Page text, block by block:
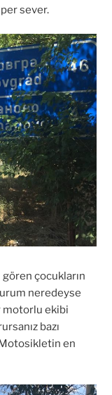
sever.
çocukların
neredeyse
motorlu ekibi
bazı
Motosikletin en